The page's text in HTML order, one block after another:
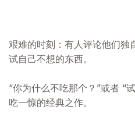
艰难的时刻：有人评论他们独
试自己不想的东西。
“你为什么不吃那个？”或者 “
吃一惊的经典之作。